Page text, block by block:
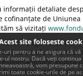
informații detaliate
cofinanțate de Uniunea
să vizitați
pagini web nu
poziția oficială a
asupra
prezentate
site foloseste
uri pentru a ne asigura că
ul nostru. Dacă veți
vom presupune
toate cookie-urile de pe